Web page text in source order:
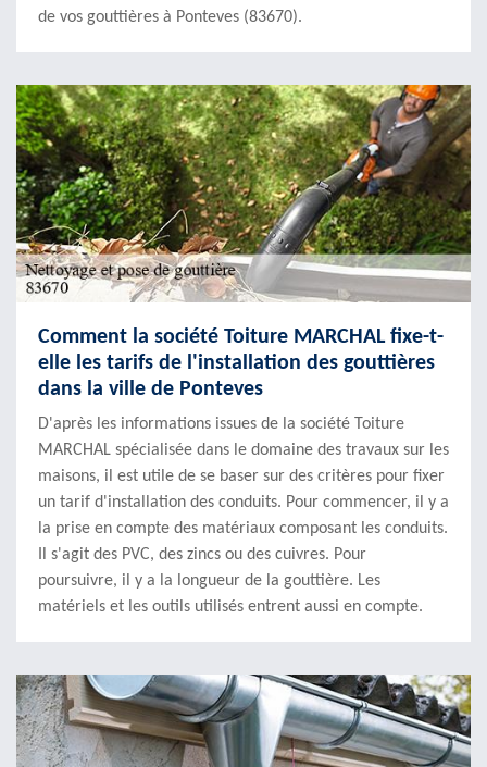
de vos gouttières à Ponteves (83670).
Comment la société Toiture MARCHAL fixe-t-
elle les tarifs de l'installation des gouttières
dans la ville de Ponteves
D'après les informations issues de la société Toiture
MARCHAL spécialisée dans le domaine des travaux sur les
maisons, il est utile de se baser sur des critères pour fixer
un tarif d'installation des conduits. Pour commencer, il y a
la prise en compte des matériaux composant les conduits.
Il s'agit des PVC, des zincs ou des cuivres. Pour
poursuivre, il y a la longueur de la gouttière. Les
matériels et les outils utilisés entrent aussi en compte.